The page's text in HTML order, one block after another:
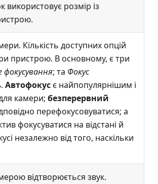
використовує розмір із
Кількість доступних опцій
пристрою. В основному, є три
фокусування; та Фокус
. Автофокусє найпопулярнішим і
камери; безперервний
перефокусовуватися; а
фокусуватися на відстані й
незалежно від того, наскільки
відтворюється звук.